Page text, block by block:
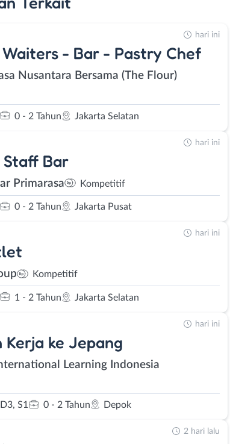
- Bar - Pastry Chef
Nusantara Bersama (The Flour)
0 - 2 Tahun Jakarta Selatan
hari ini
Bar
Primarasa Kompetitif
0 - 2 Tahun Jakarta Pusat
hari ini
Kompetitif
1 - 2 Tahun Jakarta Selatan
hari ini
Kerja ke Jepang
Learning Indonesia
S1 0 - 2 Tahun Depok
hari ini
2 hari lalu